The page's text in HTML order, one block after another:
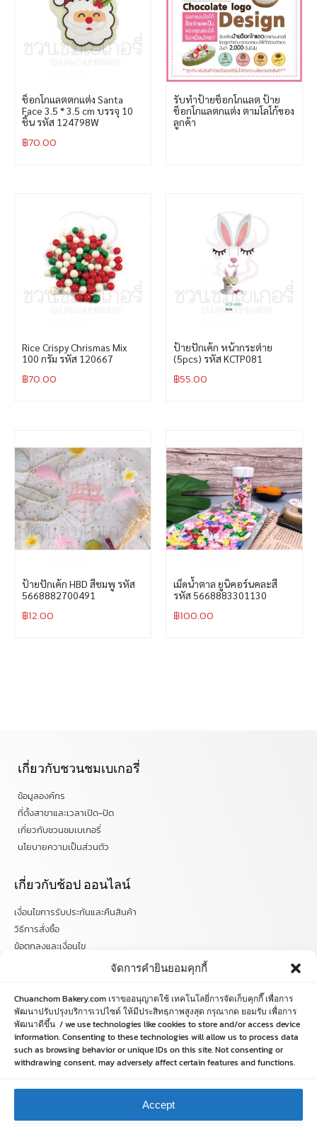
จัดการคำยินยอมคุกกี้
Chuanchom Bakery.com เราขออนุญาตใช้ เทคโนโลยี่การจัดเก็บคุกกี๊ เพื่อการ
พัฒนาปรับปรุงบริการเวปไซด์ ให้มีประสิทธฺภาพสูงสุด กรุณากด ยอมรับ เพื่อการ
พัฒนาดีขึ้น / we use technologies like cookies to store and/or access device
information. Consenting to these technologies will allow us to process data
such as browsing behavior or unique IDs on this site. Not consenting or
withdrawing consent, may adversely affect certain features and functions.
Accept
ช็อกโกแลตตกแต่ง Santa
Face 3.5 * 3.5 cm บรรจุ 10
ชิ้น รหัส 124798W
฿70.00
รับทำป้ายช็อกโกแลต ป้าย
ช็อกโกแลตกแต่ง ตามโลโก้ของ
ลูกค้า
Rice Crispy Chrismas Mix
100 กรัม รหัส 120667
฿70.00
ป้ายปักเค้ก หน้ากระต่าย
(5pcs) รหัส KCTP081
฿55.00
ป้ายปักเค้ก HBD สีชมพู รหัส
5668882700491
฿12.00
เม็ดน้ำตาล ยูนิคอร์นคละสี
รหัส 5668883301130
฿100.00
เกี่ยวกับชวนชมเบเกอรี่
ข้อมูลองค์กร
ที่ตั้งสาขาและเวลาเปิด-ปิด
เกี่ยวกับชวนชมเบเกอรี่
นโยบายความเป็นส่วนตัว
เกี่ยวกับช้อป ออนไลน์
เงื่อนไขการรับประกันและคืนสินค้า
วิธีการสั่งซื้อ
ข้อตกลงและเงื่อนไข
ติดตามข่าวสารได้ที่
chuanchombakery
chuanchombakery
www.chuanchombakery.com